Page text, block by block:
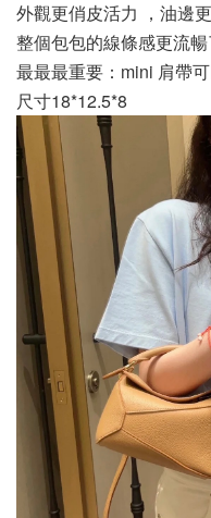
外觀更俏皮活力 ，油邊
整個包包的線條感更流暢
最最最重要：mini 肩帶
尺寸18*12.5*8